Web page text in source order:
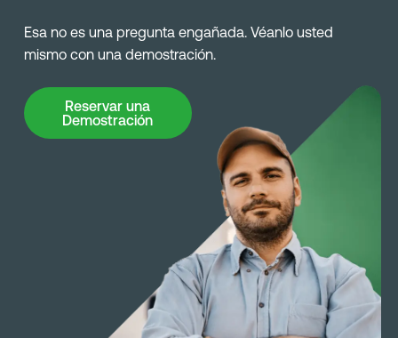
Esa no es una pregunta engañada. Véanlo usted
mismo con una demostración.
Reservar una
Demostración
Reservar una Demostración